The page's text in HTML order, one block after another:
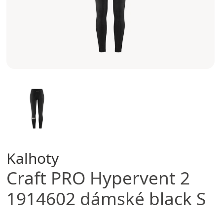
Kalhoty
Craft PRO Hypervent 2
1914602 dámské black S